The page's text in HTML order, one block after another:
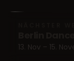
13. Nov – 15.
21. August 2026
11. August 2026